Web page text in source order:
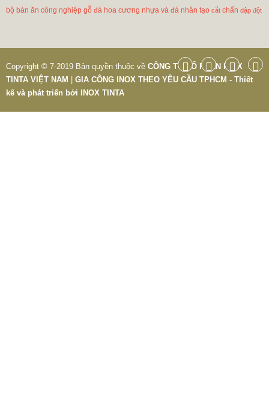
bộ bàn ăn công nghiệp gỗ đá hoa cương nhựa và đá nhân tạo cắt chấn dập đột
Copyright © 7-2019 Bản quyền thuộc về CÔNG TY CỔ PHẦN INOX
TINTA VIỆT NAM | GIA CÔNG INOX THEO YÊU CẦU TPHCM - Thiết
kế và phát triển bởi INOX TINTA